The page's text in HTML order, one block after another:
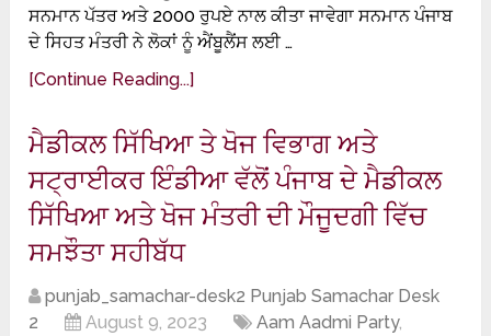
ਸਨਮਾਨ ਪੱਤਰ ਅਤੇ 2000 ਰੁਪਏ ਨਾਲ ਕੀਤਾ ਜਾਵੇਗਾ ਸਨਮਾਨ ਪੰਜਾਬ
ਦੇ ਸਿਹਤ ਮੰਤਰੀ ਨੇ ਲੋਕਾਂ ਨੂੰ ਐਂਬੂਲੈਂਸ ਲਈ …
[Continue Reading...]
ਮੈਡੀਕਲ ਸਿੱਖਿਆ ਤੇ ਖੋਜ ਵਿਭਾਗ ਅਤੇ
ਸਟ੍ਰਾਈਕਰ ਇੰਡੀਆ ਵੱਲੋਂ ਪੰਜਾਬ ਦੇ ਮੈਡੀਕਲ
ਸਿੱਖਿਆ ਅਤੇ ਖੋਜ ਮੰਤਰੀ ਦੀ ਮੌਜੂਦਗੀ ਵਿੱਚ
ਸਮਝੌਤਾ ਸਹੀਬੱਧ
punjab_samachar-desk2 Punjab Samachar Desk
2
August 9, 2023 Aam Aadmi Party,